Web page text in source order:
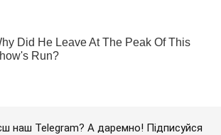
наш Telegram? А даремно! Підписуйся